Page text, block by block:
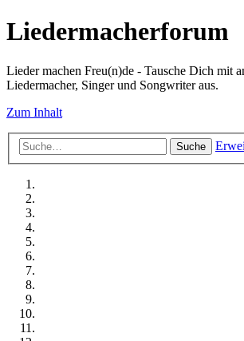
Liedermacherforum
Lieder machen Freu(n)de - Tausche Dich mit
Liedermacher, Singer und Songwriter aus.
Zum Inhalt
Suche